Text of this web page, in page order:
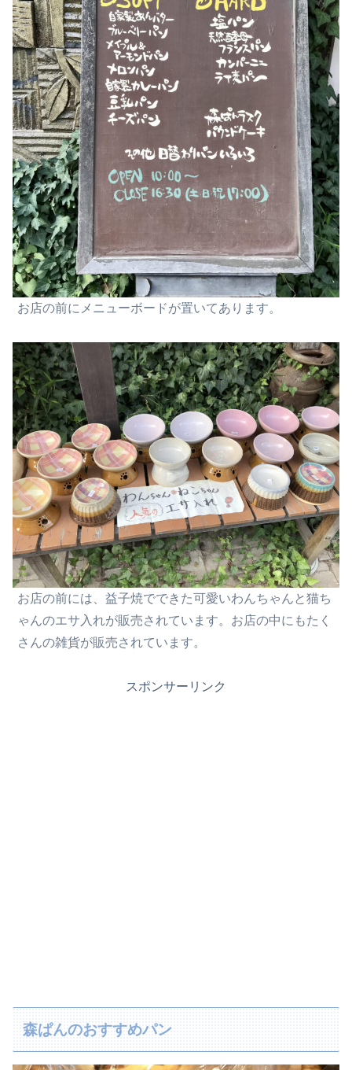
お店の前にメニューボードが置いてあります。
お店の前には、益子焼でできた可愛いわんちゃんと猫ち
ゃんのエサ入れが販売されています。お店の中にもたく
さんの雑貨が販売されています。
スポンサーリンク
森ぱんのおすすめパン